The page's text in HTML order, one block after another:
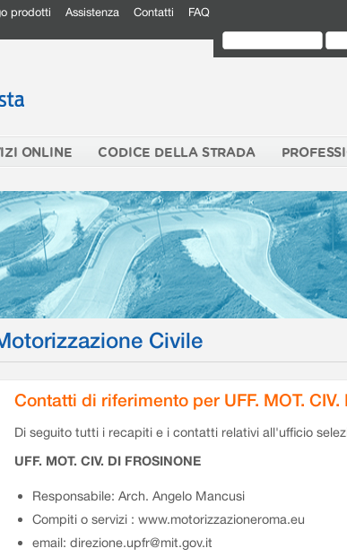
prodotti Assistenza Contatti FAQ
ONLINE CODICE DELLA STRADA
Civile
Contatti di riferimento per UFF. MOT. CIV.
Di seguito tutti i recapiti e i contatti relativi all'ufficio
UFF. MOT. CIV. DI FROSINONE
Responsabile: Arch. Angelo Mancusi
Compiti o servizi : www.motorizzazioneroma.eu
email: direzione.upfr@mit.gov.it